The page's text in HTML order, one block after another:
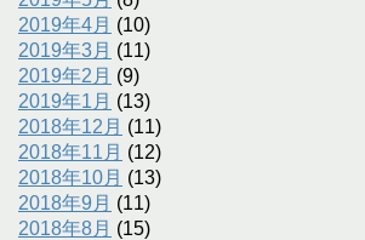
2019年4月 (10)
2019年3月 (11)
2019年2月 (9)
2019年1月 (13)
2018年12月 (11)
2018年11月 (12)
2018年10月 (13)
2018年9月 (11)
2018年8月 (15)